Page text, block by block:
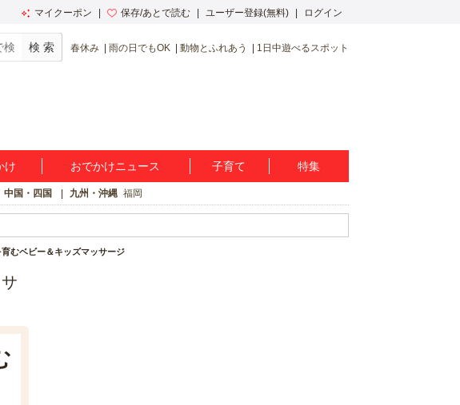
マイクーポン 保存/あとで読む ユーザー登録(無料) ログイン
春休み 雨の日でもOK 動物とふれあう 1日中遊べるスポット
け おでかけニュース 子育て 特集
中国・四国 九州・沖縄 福岡
むベビー＆キッズマッサージ